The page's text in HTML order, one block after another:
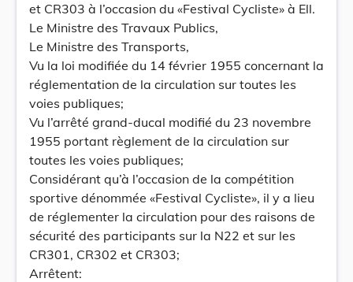
et CR303 à l’occasion du «Festival Cycliste» à Ell.
Le Ministre des Travaux Publics,
Le Ministre des Transports,
Vu la loi modifiée du 14 février 1955 concernant la
réglementation de la circulation sur toutes les
voies publiques;
Vu l’arrêté grand-ducal modifié du 23 novembre
1955 portant règlement de la circulation sur
toutes les voies publiques;
Considérant qu’à l’occasion de la compétition
sportive dénommée «Festival Cycliste», il y a lieu
de réglementer la circulation pour des raisons de
sécurité des participants sur la N22 et sur les
CR301, CR302 et CR303;
Arrêtent: